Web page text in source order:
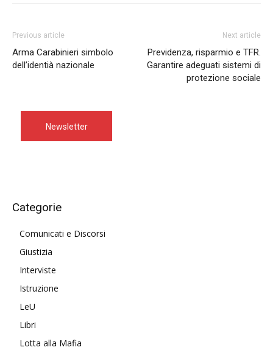
Previous article
Arma Carabinieri simbolo
dell’identià nazionale
Next article
Previdenza, risparmio e TFR.
Garantire adeguati sistemi di
protezione sociale
Newsletter
Categorie
Comunicati e Discorsi
Giustizia
Interviste
Istruzione
LeU
Libri
Lotta alla Mafia